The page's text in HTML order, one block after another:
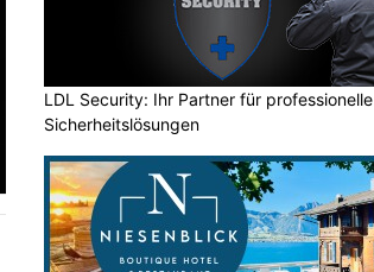
LDL Security: Ihr Partner für professionelle
Sicherheitslösungen